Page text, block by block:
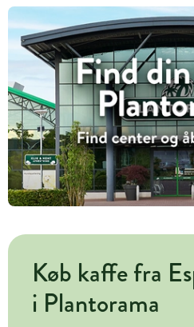
Køb kaffe fra
i Plantorama